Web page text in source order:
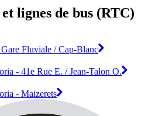
lignes de bus (RTC)
Fluviale / Cap-Blanc
- 41e Rue E. / Jean-Talon O.
- Maizerets